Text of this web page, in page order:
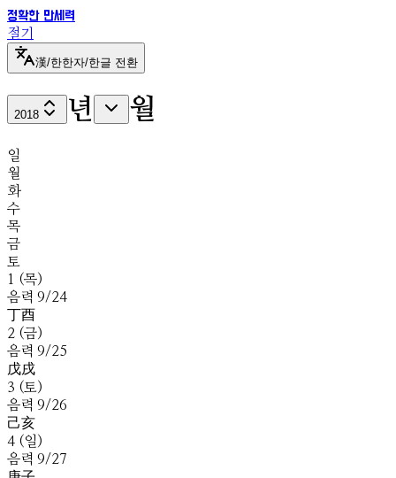
정확한 만세력
절기
漢/한한자/한글 전환
2018 년 월
일
월
화
수
목
금
토
1
(목)
음력 9/24
丁酉
2 (금)
음력 9/25
戊戌
3 (토)
음력 9/26
己亥
4 (일 )
음력 9/27